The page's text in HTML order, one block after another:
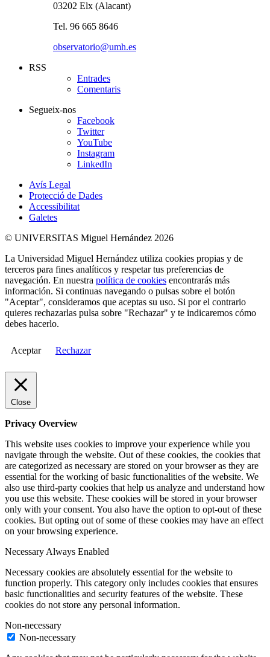
03202 Elx (Alacant)
Tel. 96 665 8646
observatorio@umh.es
RSS
Entrades
Comentaris
Segueix-nos
Facebook
Twitter
YouTube
Instagram
LinkedIn
Avís Legal
Protecció de Dades
Accessibilitat
Galetes
© UNIVERSITAS Miguel Hernández 2026
La Universidad Miguel Hernández utiliza cookies propias y de
terceros para fines analíticos y respetar tus preferencias de
navegación. En nuestra política de cookies encontrarás más
información. Si continuas navegando o pulsas sobre el botón
"Aceptar", consideramos que aceptas su uso. Si por el contrario
quieres rechazarlas pulsa sobre "Rechazar" y te indicaremos cómo
debes hacerlo.
Aceptar Rechazar
Close
Privacy Overview
This website uses cookies to improve your experience while you
navigate through the website. Out of these cookies, the cookies that
are categorized as necessary are stored on your browser as they are
essential for the working of basic functionalities of the website. We
also use third-party cookies that help us analyze and understand how
you use this website. These cookies will be stored in your browser
only with your consent. You also have the option to opt-out of these
cookies. But opting out of some of these cookies may have an effect
on your browsing experience.
Necessary Always Enabled
Necessary cookies are absolutely essential for the website to
function properly. This category only includes cookies that ensures
basic functionalities and security features of the website. These
cookies do not store any personal information.
Non-necessary
Non-necessary